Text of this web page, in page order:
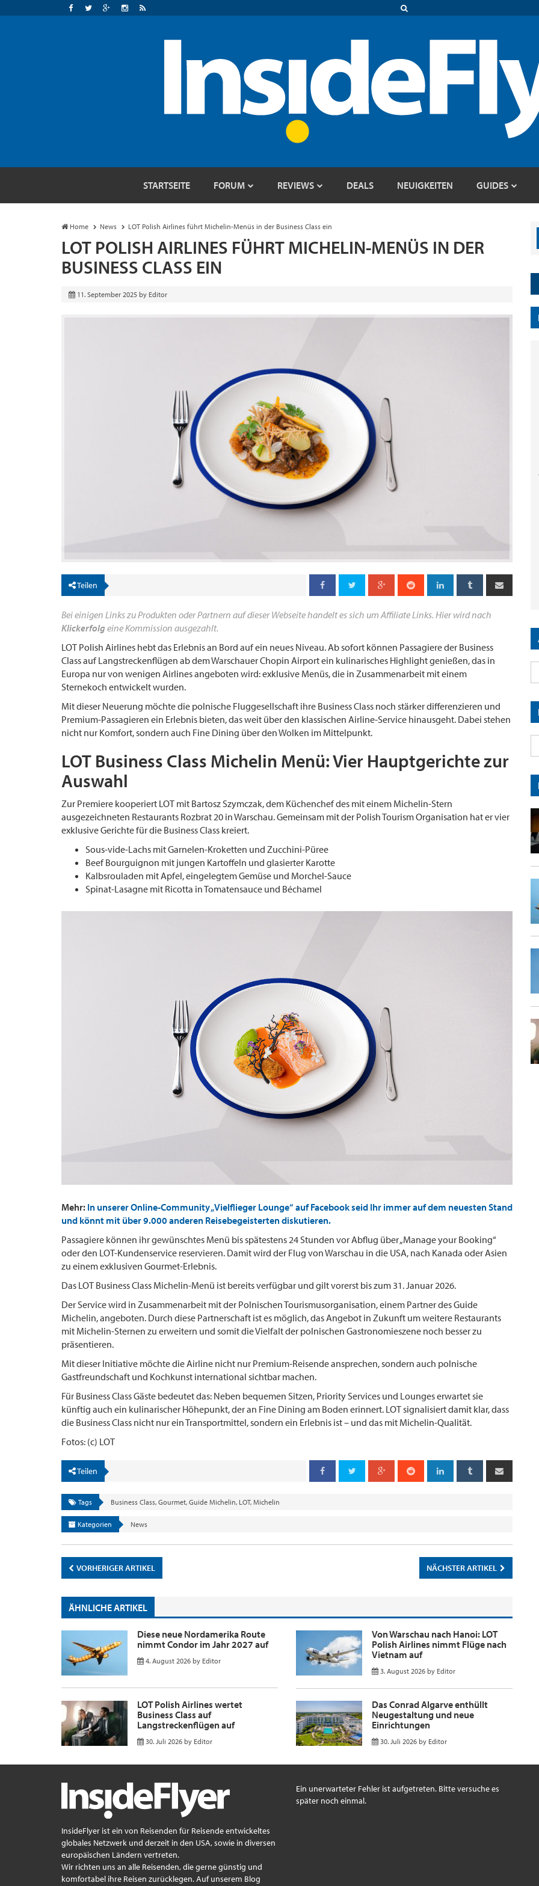
STARTSEITE FORUM REVIEWS DEALS NEUIGKEITEN GUIDES
Home News LOT Polish Airlines führt Michelin-Menüs in der Business Class ein
LOT POLISH AIRLINES FÜHRT MICHELIN-MENÜS IN DER
BUSINESS CLASS EIN
11. September 2025 by Editor
Teilen
Bei einigen Links zu Produkten oder Partnern auf dieser Webseite handelt es sich um Affiliate Links. Hier wird nach
Klickerfolg eine Kommission ausgezahlt.
LOT Polish Airlines hebt das Erlebnis an Bord auf ein neues Niveau. Ab sofort können Passagiere der Business
Class auf Langstreckenflügen ab dem Warschauer Chopin Airport ein kulinarisches Highlight genießen, das in
Europa nur von wenigen Airlines angeboten wird: exklusive Menüs, die in Zusammenarbeit mit einem
Sternekoch entwickelt wurden.
Mit dieser Neuerung möchte die polnische Fluggesellschaft ihre Business Class noch stärker differenzieren und
Premium-Passagieren ein Erlebnis bieten, das weit über den klassischen Airline-Service hinausgeht. Dabei stehen
nicht nur Komfort, sondern auch Fine Dining über den Wolken im Mittelpunkt.
LOT Business Class Michelin Menü: Vier Hauptgerichte zur
Auswahl
Zur Premiere kooperiert LOT mit Bartosz Szymczak, dem Küchenchef des mit einem Michelin-Stern
ausgezeichneten Restaurants Rozbrat 20 in Warschau. Gemeinsam mit der Polish Tourism Organisation hat er vier
exklusive Gerichte für die Business Class kreiert.
Sous-vide-Lachs mit Garnelen-Kroketten und Zucchini-Püree
Beef Bourguignon mit jungen Kartoffeln und glasierter Karotte
Kalbsrouladen mit Apfel, eingelegtem Gemüse und Morchel-Sauce
Spinat-Lasagne mit Ricotta in Tomatensauce und Béchamel
Mehr: In unserer Online-Community „Vielflieger Lounge“ auf Facebook seid Ihr immer auf dem neuesten Stand
und könnt mit über 9.000 anderen Reisebegeisterten diskutieren.
Passagiere können ihr gewünschtes Menü bis spätestens 24 Stunden vor Abflug über „Manage your Booking“
oder den LOT-Kundenservice reservieren. Damit wird der Flug von Warschau in die USA, nach Kanada oder Asien
zu einem exklusiven Gourmet-Erlebnis.
Das LOT Business Class Michelin-Menü ist bereits verfügbar und gilt vorerst bis zum 31. Januar 2026.
Der Service wird in Zusammenarbeit mit der Polnischen Tourismusorganisation, einem Partner des Guide
Michelin, angeboten. Durch diese Partnerschaft ist es möglich, das Angebot in Zukunft um weitere Restaurants
mit Michelin-Sternen zu erweitern und somit die Vielfalt der polnischen Gastronomieszene noch besser zu
präsentieren.
Mit dieser Initiative möchte die Airline nicht nur Premium-Reisende ansprechen, sondern auch polnische
Gastfreundschaft und Kochkunst international sichtbar machen.
Für Business Class Gäste bedeutet das: Neben bequemen Sitzen, Priority Services und Lounges erwartet sie
künftig auch ein kulinarischer Höhepunkt, der an Fine Dining am Boden erinnert. LOT signalisiert damit klar, dass
die Business Class nicht nur ein Transportmittel, sondern ein Erlebnis ist – und das mit Michelin-Qualität.
Fotos: (c) LOT
Teilen
Tags Business Class, Gourmet, Guide Michelin, LOT, Michelin
Kategorien News
VORHERIGER ARTIKEL NÄCHSTER ARTIKEL
ÄHNLICHE ARTIKEL
Diese neue Nordamerika Route
nimmt Condor im Jahr 2027 auf
4. August 2026 by Editor
Von Warschau nach Hanoi: LOT
Polish Airlines nimmt Flüge nach
Vietnam auf
3. August 2026 by Editor
LOT Polish Airlines wertet
Business Class auf
Langstreckenflügen auf
30. Juli 2026 by Editor
Das Conrad Algarve enthüllt
Neugestaltung und neue
Einrichtungen
30. Juli 2026 by Editor
InsideFlyer ist ein von Reisenden für Reisende entwickeltes
globales Netzwerk und derzeit in den USA, sowie in diversen
europäischen Ländern vertreten.
Wir richten uns an alle Reisenden, die gerne günstig und
komfortabel ihre Reisen zurücklegen. Auf unserem Blog
Ein unerwarteter Fehler ist aufgetreten. Bitte versuche es
später noch einmal.